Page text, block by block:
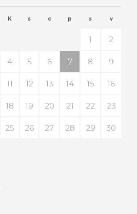
K s c p s v
1 2
4 5 6 7 8 9
11 12 13 14 15 16
18 19 20 21 22 23
25 26 27 28 29 30